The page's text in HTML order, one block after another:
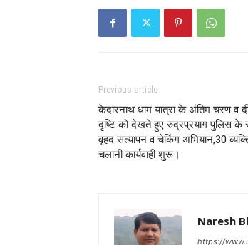
Previous article
केदारनाथ धाम यात्रा के अंतिम चरण व
दृष्टि को देखते हुए रुद्रप्रयाग पुलिस के
वृहद सत्यापन व चेकिंग अभियान,30
चलानी कार्यवाही शुरू।
Naresh
https://